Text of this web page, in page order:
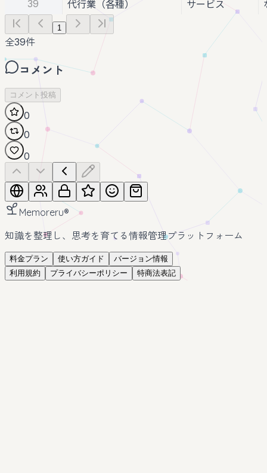
39 代行業（各種） サービス
1
全39件
コメント
コメント投稿
0
0
0
Memoreru®
知識を整理し、思考を育てる情報管理プラットフォーム
料金プラン 使い方ガイド
バージョン情報
利用規約
プライバシーポリシー 特商法表記